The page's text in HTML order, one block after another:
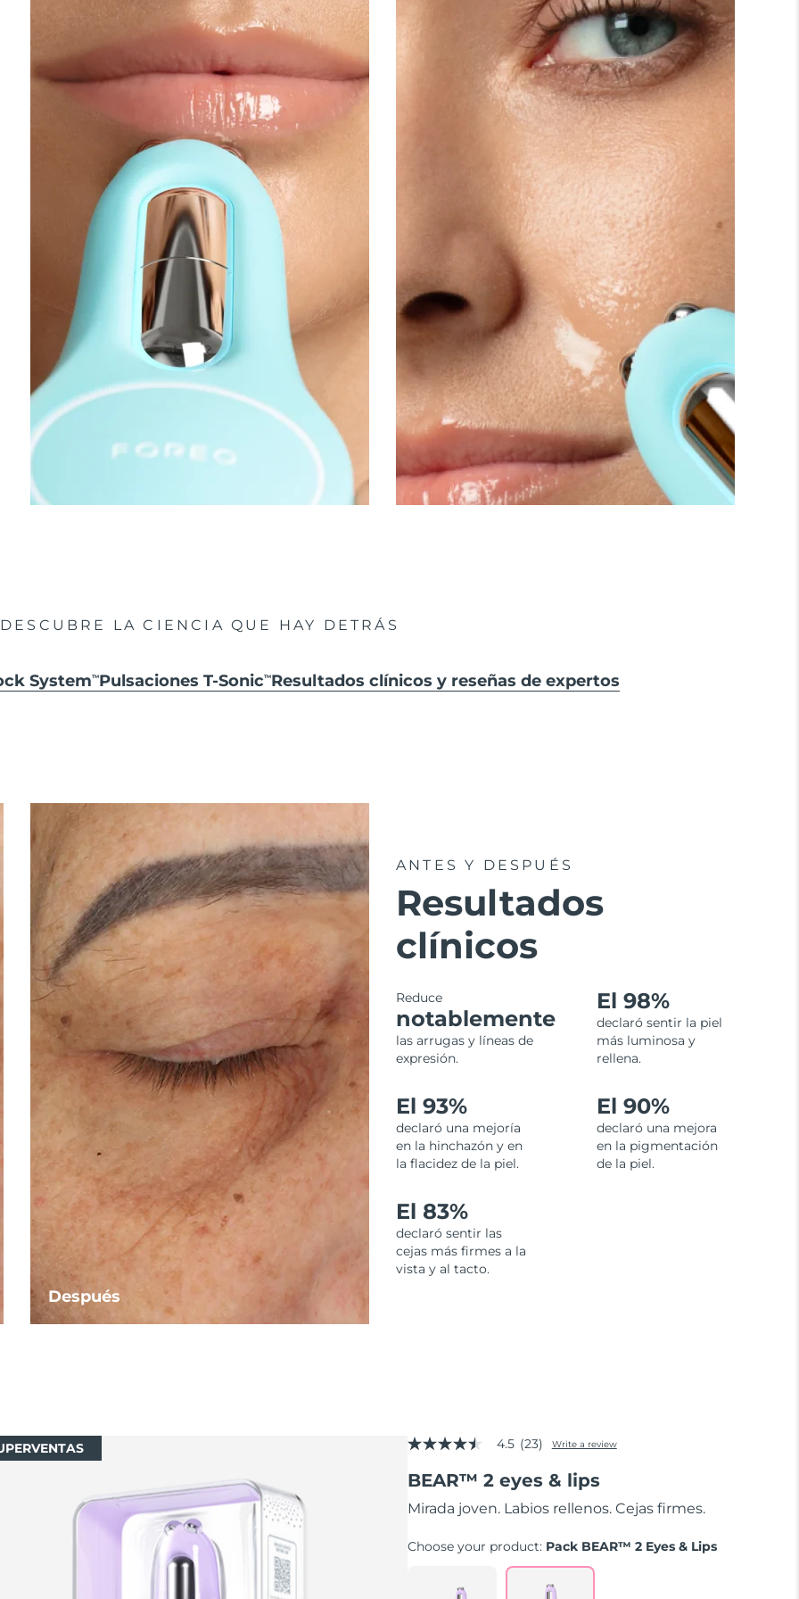
DESCUBRE LA CIENCIA QUE HAY DETRÁS
SystemTMPulsaciones T-SonicTMResultados clínicos y reseñas de expertos
Después
ANTES Y DESPUÉS
Resultados
clínicos
Reduce
notablemente
las arrugas y líneas de
expresión.
El 98%
declaró sentir la piel
más luminosa y
rellena.
El 93%
declaró una mejoría
en la hinchazón y en
la flacidez de la piel.
El 90%
declaró una mejora
en la pigmentación
de la piel.
El 83%
declaró sentir las
cejas más firmes a la
vista y al tacto.
4.5
of
stars,
average
value.
Reviews.
4.5 (23) Write a review
BEAR™ 2 eyes & lips
Mirada joven. Labios rellenos. Cejas firmes.
Choose your product: Pack BEAR™ 2 Eyes & Lips